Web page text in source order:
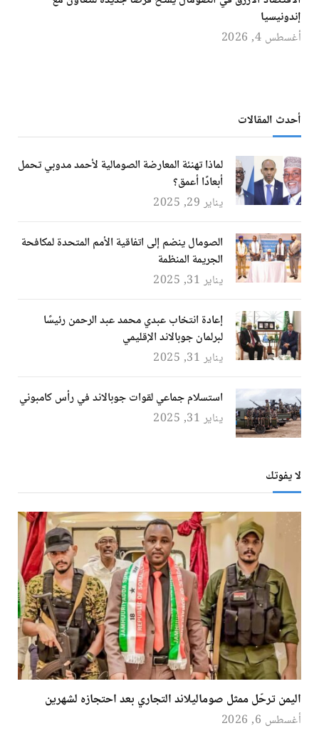
إندونيسيا
أغسطس 4, 2026
أحدث المقالات
لماذا تهنئة المعارضة الصومالية لأحمد مدوبي تحمل
أبعادًا أعمق؟
يناير 29, 2025
الصومال ينضم إلى اتفاقية الأمم المتحدة لمكافحة
الجريمة المنظمة
يناير 31, 2025
إعادة انتخاب عبدي محمد عبد الرحمن رئيسًا
لبرلمان جوبالاند الإقليمي
يناير 31, 2025
استسلام جماعي لقوات جوبالاند في رأس كامبوني
يناير 31, 2025
لا يفوتك
اليمن ترحّل ممثل صوماليلاند التجاري بعد احتجازه لشهرين
أغسطس 6, 2026